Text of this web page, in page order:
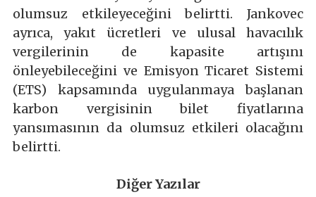
olumsuz etkileyeceğini belirtti. Jankovec
ayrıca, yakıt ücretleri ve ulusal havacılık
vergilerinin de kapasite artışını
önleyebileceğini ve Emisyon Ticaret Sistemi
(ETS) kapsamında uygulanmaya başlanan
karbon vergisinin bilet fiyatlarına
yansımasının da olumsuz etkileri olacağını
belirtti.
Diğer Yazılar